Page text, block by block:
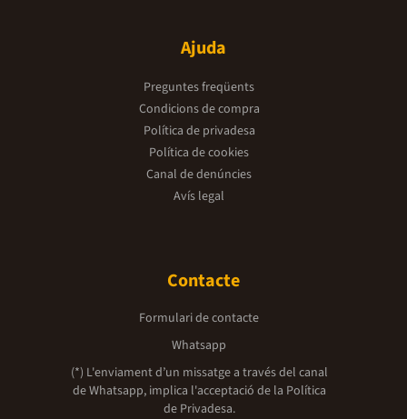
Ajuda
Preguntes freqüents
Condicions de compra
Política de privadesa
Política de cookies
Canal de denúncies
Avís legal
Contacte
Formulari de contacte
Whatsapp
(*) L'enviament d’un missatge a través del canal
de Whatsapp, implica l'acceptació de la Política
de Privadesa.